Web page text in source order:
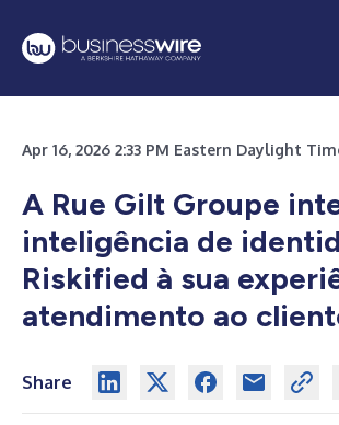
Apr 16, 2026 2:33 PM Eastern Daylight
A Rue Gilt Groupe
inteligência de
Riskified à sua
atendimento ao
Share